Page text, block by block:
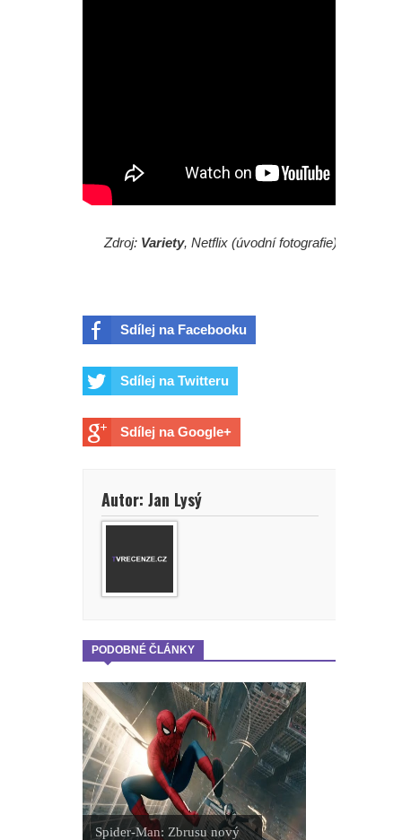
Zdroj: Variety, Netflix (úvodní fotografie)
Sdílej na Facebooku
Sdílej na Twitteru
Sdílej na Google+
Autor: Jan Lysý
PODOBNÉ ČLÁNKY
Spider-Man: Zbrusu nový